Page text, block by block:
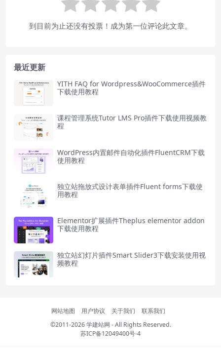
到目前为止还没有投票！成为第一位评论此文章。
最近更新
YITH FAQ for Wordpress&WooCommerce插件
下载使用教程
课程管理系统Tutor LMS Pro插件下载使用视频教
程
WordPress内置邮件自动化插件FluentCRM下载
使用教程
独立站拖放式设计表单插件Fluent forms下载使
用教程
Elementor扩展插件Theplus elementor addon
下载使用教程
独立站幻灯片插件Smart Slider3下载安装使用视
频教程
网站地图 用户协议 关于我们
联系我们
©2011-2026学建站网 - All Rights Reserved.
苏ICP备12049400号-4